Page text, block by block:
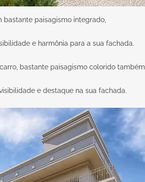
paisagismo integrado,
e harmônia para a sua fachada.
bastante paisagismo colorido também,
e destaque na sua fachada.